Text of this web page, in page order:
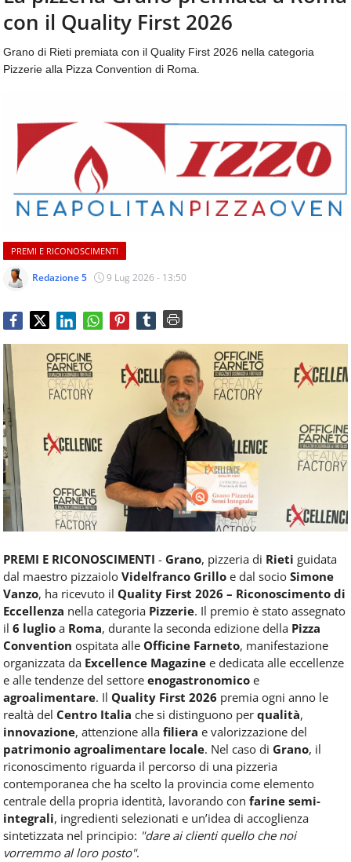
aggiornamenti
quotidiani
temi
come
food
&
beverage,
catering
e
articoli
sul
mondo
dell'alimentazione,
dei
fuoricasa,
Service
novità
del
comparto
Horeca.
CONTATTI
con il Quality First 2026
Grano di Rieti premiata con il Quality First 2026 nella categoria
Pizzerie alla Pizza Convention di Roma.
PREMI E RICONOSCIMENTI
Redazione 5 9 Lug 2026 - 13:50
PREMI E RICONOSCIMENTI - Grano, pizzeria di Rieti guidata
dal maestro pizzaiolo Videlfranco Grillo e dal socio Simone
Vanzo, ha ricevuto il Quality First 2026 – Riconoscimento di
Eccellenza nella categoria Pizzerie. Il premio è stato assegnato
il 6 luglio a Roma, durante la seconda edizione della Pizza
Convention ospitata alle Officine Farneto, manifestazione
organizzata da Excellence Magazine e dedicata alle eccellenze
e alle tendenze del settore enogastronomico e
agroalimentare. Il Quality First 2026 premia ogni anno le
realtà del Centro Italia che si distinguono per qualità,
innovazione, attenzione alla filiera e valorizzazione del
patrimonio agroalimentare locale. Nel caso di Grano, il
riconoscimento riguarda il percorso di una pizzeria
contemporanea che ha scelto la provincia come elemento
centrale della propria identità, lavorando con farine semi-
integrali, ingredienti selezionati e un’idea di accoglienza
sintetizzata nel principio: "dare ai clienti quello che noi
vorremmo al loro posto".